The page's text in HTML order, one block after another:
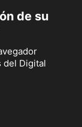
de su
del Digital